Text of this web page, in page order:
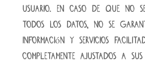
USUARIO. En caso de que no
todos los datos, no se
información y servicios
completamente ajustados a sus